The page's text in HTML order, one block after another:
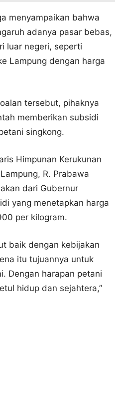
menyampaikan bahwa
adanya pasar bebas,
luar negeri, seperti
Lampung dengan harga
tersebut, pihaknya
memberikan subsidi
singkong.
Himpunan Kerukunan
R. Prabawa
dari Gubernur
yang menetapkan harga
per kilogram.
baik dengan kebijakan
itu tujuannya untuk
Dengan harapan petani
hidup dan sejahtera,”